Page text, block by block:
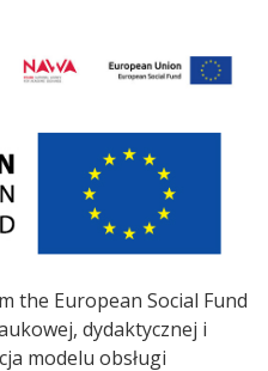
the European Social Fund
dydaktycznej i
modelu obsługi